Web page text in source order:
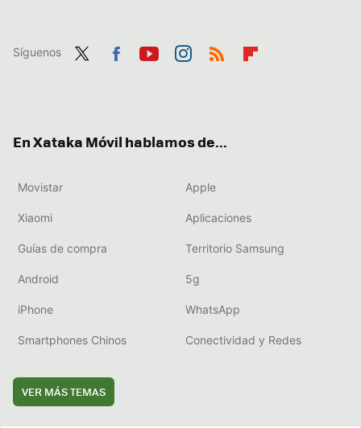
Síguenos
En Xataka Móvil hablamos de...
Movistar Apple
Xiaomi Aplicaciones
Guías de compra Territorio Samsung
Android 5g
iPhone WhatsApp
Smartphones Chinos Conectividad y Redes
VER MÁS TEMAS